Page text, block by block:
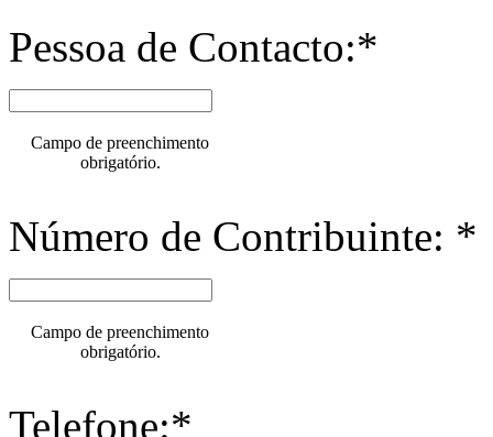
Pessoa de Contacto:*
Campo de preenchimento
obrigatório.
Número de Contribuinte: *
Campo de preenchimento
obrigatório.
Telefone:*